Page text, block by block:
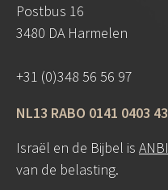
Postbus 16
3480 DA Harmelen
+31 (0)348 56 56 97
NL13 RABO 0141 0403 43
Israël en de Bijbel is ANBI
van de belasting.